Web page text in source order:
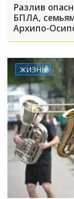
Разлив
БПЛА, семьям погибших и пострадавших в
Архипо-
ЖИЗНЬ